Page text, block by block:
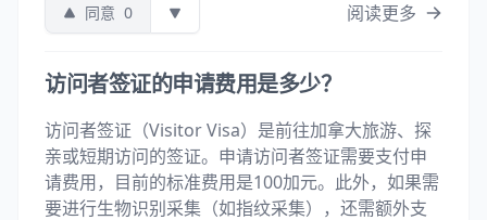
同意 0 阅读更多
访问者签证的申请费用是多少？
访问者签证（Visitor Visa）是前往加拿大旅游、探
亲或短期访问的签证。申请访问者签证需要支付申
请费用，目前的标准费用是100加元。此外，如果需
要进行生物识别采集（如指纹采集），还需额外支